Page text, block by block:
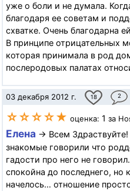
уже о боли и не думала.
благодаря ее советам и
схватке. Очень благодарна
В принципе отрицательных
которая принимала в род
послеродовых палатах
03 декабря 2012 г. 18 2
☆☆☆☆★ оценка: 1 за
Елена → Всем
знакомые говорили что
гадости про него не
спокойна до последнего, но
начелось… отношение